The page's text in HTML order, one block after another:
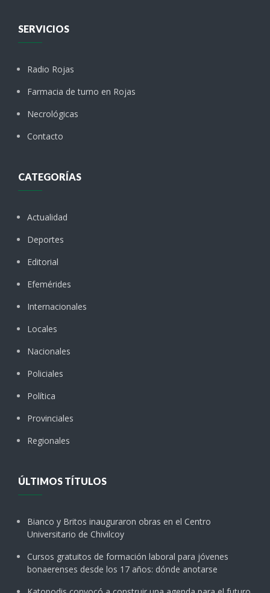
SERVICIOS
Radio Rojas
Farmacia de turno en Rojas
Necrológicas
Contacto
CATEGORÍAS
Actualidad
Deportes
Editorial
Efemérides
Internacionales
Locales
Nacionales
Policiales
Política
Provinciales
Regionales
ÚLTIMOS TÍTULOS
Bianco y Britos inauguraron obras en el Centro
Universitario de Chivilcoy
Cursos gratuitos de formación laboral para jóvenes
bonaerenses desde los 17 años: dónde anotarse